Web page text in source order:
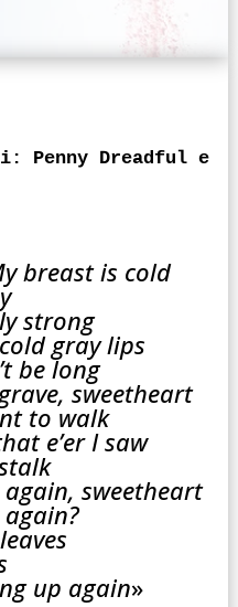
Penny Dreadful e
breast is cold
strong
gray lips
be long
sweetheart
to walk
e’er I saw
sweetheart
up again»